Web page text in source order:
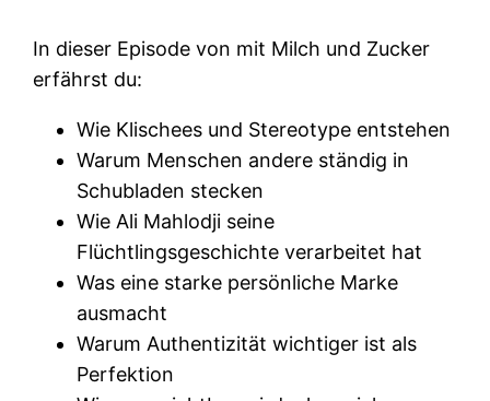
In dieser Episode von mit Milch und Zucker
erfährst du:
Wie Klischees und Stereotype entstehen
Warum Menschen andere ständig in
Schubladen stecken
Wie Ali Mahlodji seine
Flüchtlingsgeschichte verarbeitet hat
Was eine starke persönliche Marke
ausmacht
Warum Authentizität wichtiger ist als
Perfektion